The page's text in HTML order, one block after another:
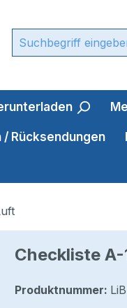
Rücksendungen
Checkliste
Produktnummer: